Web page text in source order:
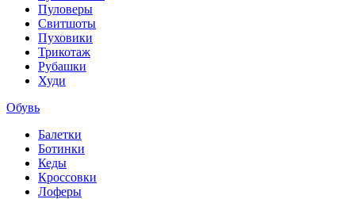
Пуловеры
Свитшоты
Пуховики
Трикотаж
Рубашки
Худи
Обувь
Балетки
Ботинки
Кеды
Кроссовки
Лоферы